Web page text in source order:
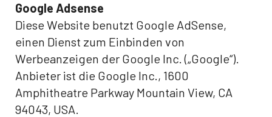
Google Adsense
Diese Website benutzt Google AdSense,
einen Dienst zum Einbinden von
Werbeanzeigen der Google Inc. („Google“).
Anbieter ist die Google Inc., 1600
Amphitheatre Parkway Mountain View, CA
94043, USA.